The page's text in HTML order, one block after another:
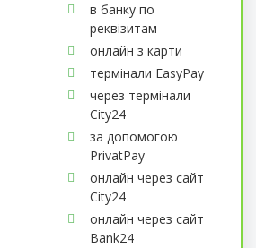
в банку по
реквізитам
онлайн з карти
термінали EasyPay
через термінали
City24
за допомогою
PrivatPay
онлайн через сайт
City24
онлайн через сайт
Bank24